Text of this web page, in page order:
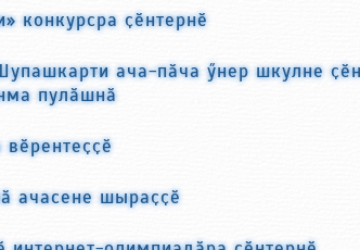
конкурсра ҫӗнтернӗ
ача-пӑча ӳнер шкулне
пулӑшнӑ
ачасене шыраҫҫӗ